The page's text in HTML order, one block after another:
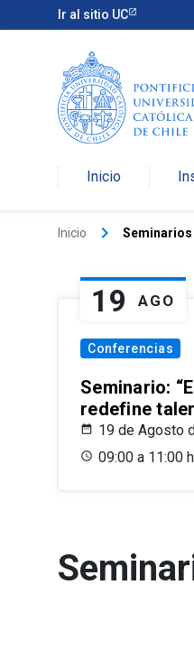
Ir al sitio UC
Inicio
Inicio keyboard_arrow_right Seminarios
19 AGO
Conferencias
Seminario:
redefine
19 de Agosto
09:00 a 11:00